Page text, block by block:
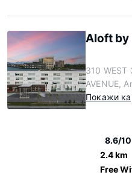
Aloft by
310 WEST
AVENUE,
Покажи
8.6/10
2.4 km
Free